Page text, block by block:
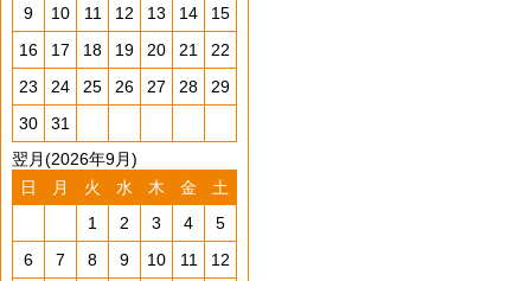
9 10 11 12 13 14
15
16
17 18 19 20 21
22
23
24 25 26 27 28
29
30
31
翌月(2026年9月)
日
月 火 水 木 金
土
1
2 3 4
5
6
7 8 9 10 11
12